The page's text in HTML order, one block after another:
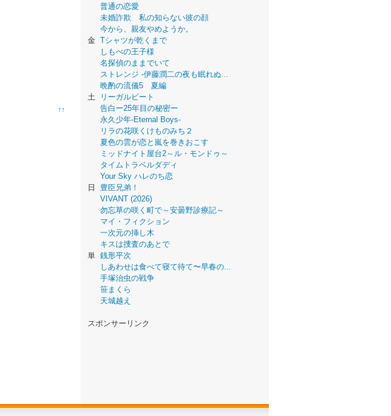
↑↑
普通の恋愛
未婚詐欺 私の知らない彼の顔
今から、親友やめようか。
金 Tシャツが乾くまで
しもべの王子様
名探偵のままでいて
ストレンジ -伊藤潤二の夜も眠れぬ...
晩酌の流儀5 夏編
土
リーガルビート
告白ー25年目の秘密ー
永久少年-Eternal Boys-
リラの花咲くけものみち２
夏色の雲が恋と嵐を巻きおこす
ミッドナイト屋台2～ル・モンドゥ～
タイムトラベルダディ
Your Sky ハレのち恋
日
豊臣兄弟！
VIVANT (2026)
勿忘草の咲く町で～安曇野診療記～
マイ・フィクション
一次元の挿し木
キスは捜査のあとで
単 銭形平次
しあわせは食べて寝て待て〜早春の...
手塚治虫の戦争
笹まくら
天城越え
スポンサーリンク